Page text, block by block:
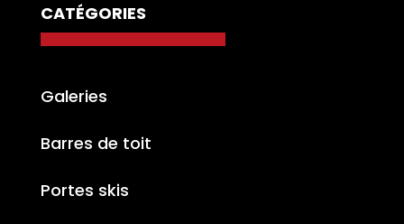
CATÉGORIES
Galeries
Barres de toit
Portes skis